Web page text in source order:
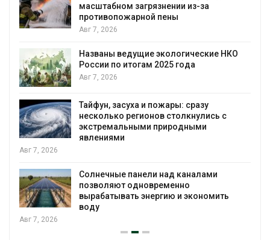
масштабном загрязнении из-за
противопожарной пены
Авг 7, 2026
Названы ведущие экологические НКО
России по итогам 2025 года
Авг 7, 2026
Тайфун, засуха и пожары: сразу
несколько регионов столкнулись с
экстремальными природными
явлениями
Авг 7, 2026
Солнечные панели над каналами
позволяют одновременно
вырабатывать энергию и экономить
воду
Авг 7, 2026